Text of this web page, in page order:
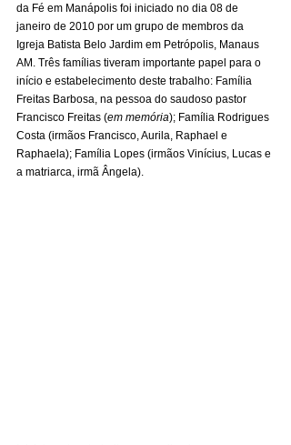
da Fé em Manápolis foi iniciado no dia 08 de
janeiro de 2010 por um grupo de membros da
Igreja Batista Belo Jardim em Petrópolis, Manaus
AM. Três famílias tiveram importante papel para o
início e estabelecimento deste trabalho: Família
Freitas Barbosa, na pessoa do saudoso pastor
Francisco Freitas (em memória); Família Rodrigues
Costa (irmãos Francisco, Aurila, Raphael e
Raphaela); Família Lopes (irmãos Vinícius, Lucas e
a matriarca, irmã Ângela).